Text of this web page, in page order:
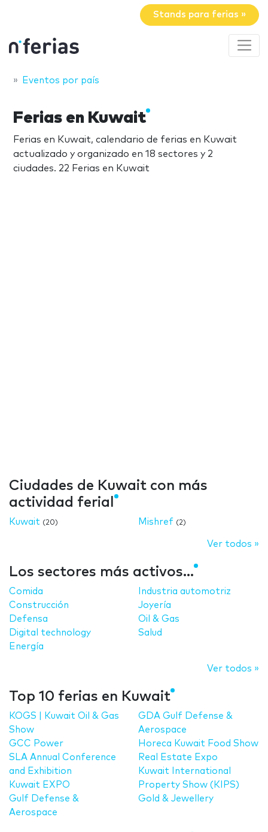
Stands para ferias »
Eventos por país
Ferias en Kuwait
Ferias en Kuwait, calendario de ferias en Kuwait
actualizado y organizado en 18 sectores y 2
ciudades. 22 Ferias en Kuwait
Ciudades de Kuwait con más
actividad ferial
Kuwait (20) Mishref (2)
Ver todos »
Los sectores más activos...
Comida
Construcción
Defensa
Digital technology
Energía
Industria automotriz
Joyería
Oil & Gas
Salud
Ver todos »
Top 10 ferias en Kuwait
KOGS | Kuwait Oil & Gas
Show
GCC Power
SLA Annual Conference
and Exhibition
Kuwait EXPO
Gulf Defense &
Aerospace
GDA Gulf Defense &
Aerospace
Horeca Kuwait Food Show
Real Estate Expo
Kuwait International
Property Show (KIPS)
Gold & Jewellery